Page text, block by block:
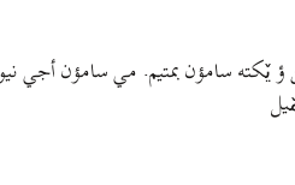
سامؤن بمتيم. مي سامؤن أجي